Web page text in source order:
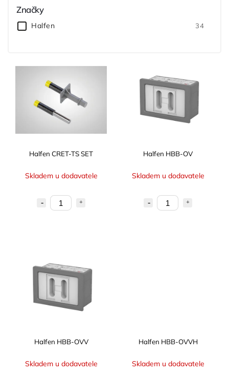
Značky
Halfen 34
Halfen CRET-TS SET
Skladem u dodavatele
Halfen HBB-OV
Skladem u dodavatele
Halfen HBB-OVV
Skladem u dodavatele
Halfen HBB-OVVH
Skladem u dodavatele